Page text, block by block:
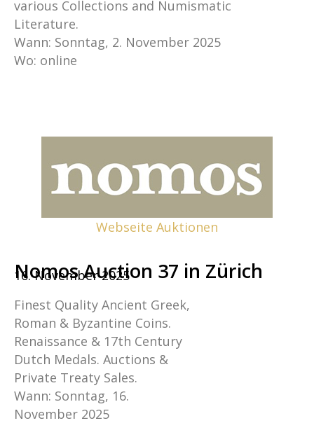
various Collections and Numismatic
Literature.
Wann: Sonntag, 2. November 2025
Wo: online
Webseite Auktionen
Nomos Auction 37 in Zürich
16. November 2025
Finest Quality Ancient Greek,
Roman & Byzantine Coins.
Renaissance & 17th Century
Dutch Medals. Auctions &
Private Treaty Sales.
Wann: Sonntag, 16.
November 2025